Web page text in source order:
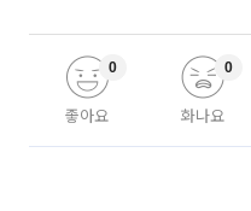
좋아요
0
화나요
0